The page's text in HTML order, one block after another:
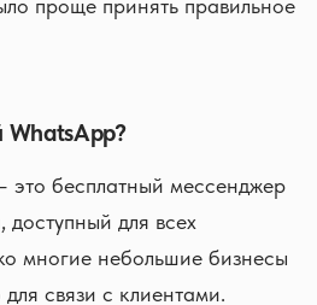
проще принять правильное
WhatsApp?
бесплатный мессенджер
для всех
многие небольшие бизнесы
связи с клиентами.